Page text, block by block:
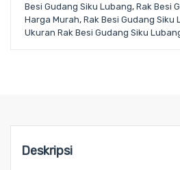
Besi Gudang Siku Lubang, Rak Besi
Harga Murah, Rak Besi Gudang Siku
Ukuran Rak Besi Gudang Siku
Deskripsi